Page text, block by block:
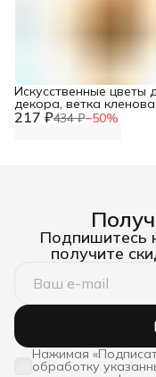
217 ₽434 ₽−50%
Искусственные цветы
декора, ветка
ягодами и подсолнухом,
Подпишитесь
получите
Нажимая
обработку